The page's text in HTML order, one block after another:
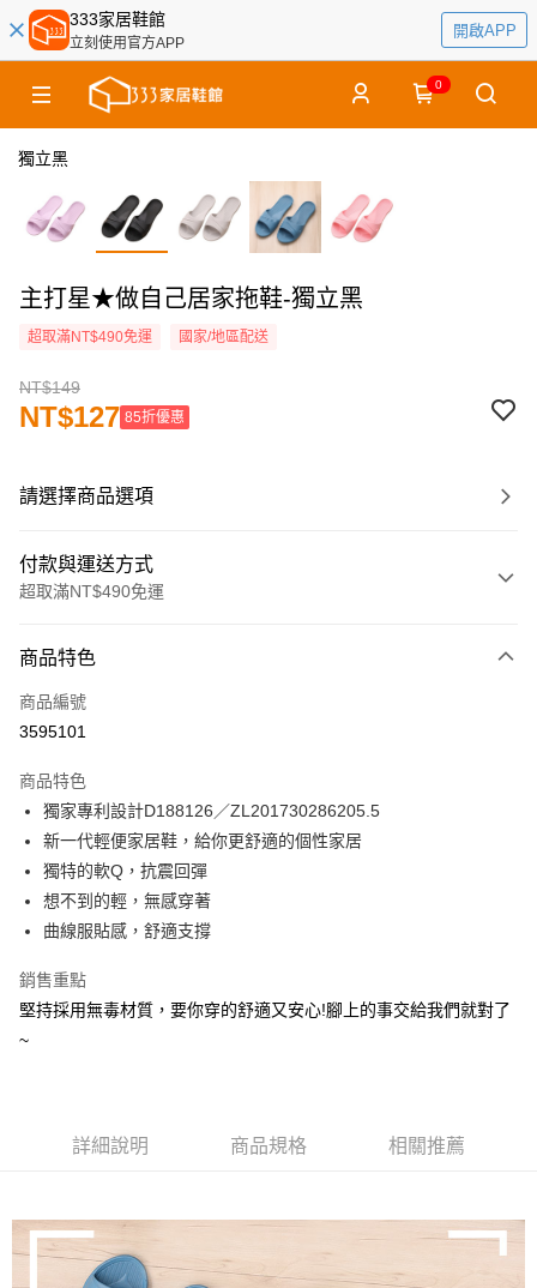
333家居鞋館
立刻使用官方APP
開啟APP
0
獨立黑
主打星★做自己居家拖鞋-獨立黑
超取滿NT$490免運 國家/地區配送
NT$149
NT$127 85折優惠
請選擇商品選項
付款與運送方式
超取滿NT$490免運
信用卡一次付款
超商取貨付款
Apple Pay
街口支付
悠遊付
Google Pay
AFTEE先享後付
相關說明
３．安心：先確認商品／服務後，再付款。
結帳頁面，進行簡訊認證並確認金額後，即可完成結帳。
２．訂單成立數日內，您將收到繳費通知簡訊。
３．收到繳費通知簡訊後14天內，點擊此簡訊中的連結，可透過四大超商／
全家取貨付款
付款後 全家取貨
每筆NT$80，滿NT$490(含以上)免運費
商品特色
商品編號
3595101
商品特色
獨家專利設計D188126／ZL201730286205.5
新一代輕便家居鞋，給你更舒適的個性家居
獨特的軟Q，抗震回彈
想不到的輕，無感穿著
曲線服貼感，舒適支撐
銷售重點
堅持採用無毒材質，要你穿的舒適又安心!腳上的事交給我們就對了
~
詳細說明 商品規格 相關推薦